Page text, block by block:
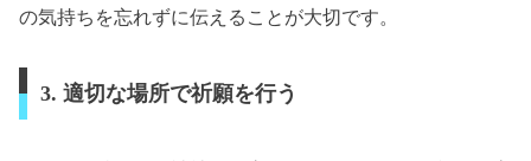
の気持ちを忘れずに伝えることが大切です。
3. 適切な場所で祈願を行う